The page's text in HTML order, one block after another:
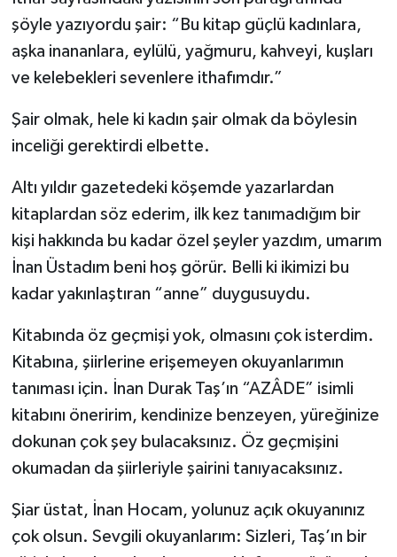
şöyle yazıyordu şair: “Bu kitap güçlü kadınlara,
aşka inananlara, eylülü, yağmuru, kahveyi, kuşları
ve kelebekleri sevenlere ithafımdır.”
Şair olmak, hele ki kadın şair olmak da böylesin
inceliği gerektirdi elbette.
Altı yıldır gazetedeki köşemde yazarlardan
kitaplardan söz ederim, ilk kez tanımadığım bir
kişi hakkında bu kadar özel şeyler yazdım, umarım
İnan Üstadım beni hoş görür. Belli ki ikimizi bu
kadar yakınlaştıran “anne” duygusuydu.
Kitabında öz geçmişi yok, olmasını çok isterdim.
Kitabına, şiirlerine erişemeyen okuyanlarımın
tanıması için. İnan Durak Taş’ın “AZÂDE” isimli
kitabını öneririm, kendinize benzeyen, yüreğinize
dokunan çok şey bulacaksınız. Öz geçmişini
okumadan da şiirleriyle şairini tanıyacaksınız.
Şiar üstat, İnan Hocam, yolunuz açık okuyanınız
çok olsun. Sevgili okuyanlarım: Sizleri, Taş’ın bir